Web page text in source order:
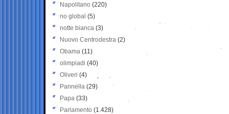
Napolitano (220)
no global (5)
notte bianca (3)
Nuovo Centrodestra (2)
Obama (11)
olimpiadi (40)
Oliveri (4)
Pannella (29)
Papa (33)
Parlamento (1.428)